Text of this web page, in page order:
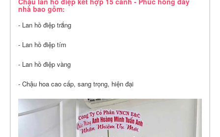
nhà bao gồm:
- Lan hồ điệp trắng
- Lan hồ điệp tím
- Lan hồ điệp vàng
- Chậu hoa cao cấp, sang trọng, hiện đại